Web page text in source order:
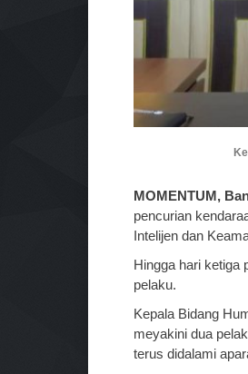
MOMENTUM,
pencurian
Intelijen dan
Hingga hari ketiga
pelaku.
Kepala Bidang
meyakini dua
terus didalami